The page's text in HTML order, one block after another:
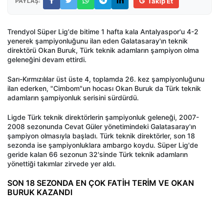
Trendyol Süper Lig'de bitime 1 hafta kala Antalyaspor'u 4-2
yenerek şampiyonluğunu ilan eden Galatasaray'ın teknik
direktörü Okan Buruk, Türk teknik adamların şampiyon olma
geleneğini devam ettirdi.
Sarı-Kırmızılılar üst üste 4, toplamda 26. kez şampiyonluğunu
ilan ederken, "Cimbom"un hocası Okan Buruk da Türk teknik
adamların şampiyonluk serisini sürdürdü.
Ligde Türk teknik direktörlerin şampiyonluk geleneği, 2007-
2008 sezonunda Cevat Güler yönetimindeki Galatasaray'ın
şampiyon olmasıyla başladı. Türk teknik direktörler, son 18
sezonda ise şampiyonluklara ambargo koydu. Süper Lig'de
geride kalan 66 sezonun 32'sinde Türk teknik adamların
yönettiği takımlar zirvede yer aldı.
SON 18 SEZONDA EN ÇOK FATİH TERİM VE OKAN
BURUK KAZANDI